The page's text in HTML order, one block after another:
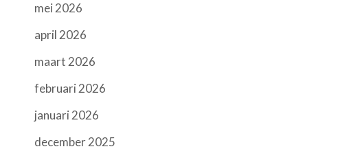
mei 2026
april 2026
maart 2026
februari 2026
januari 2026
december 2025